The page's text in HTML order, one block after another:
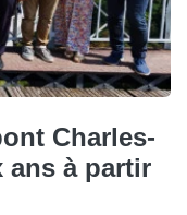
Charles-
ans à partir